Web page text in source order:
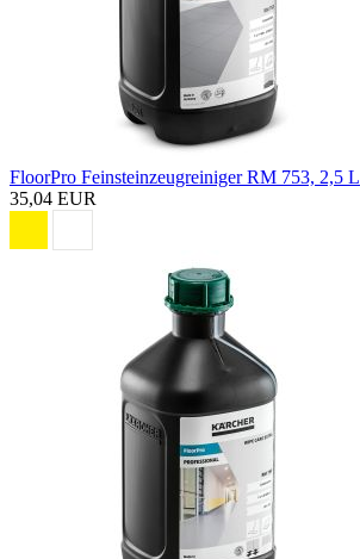
FloorPro Feinsteinzeugreiniger RM 753, 2,5 L
35,04 EUR